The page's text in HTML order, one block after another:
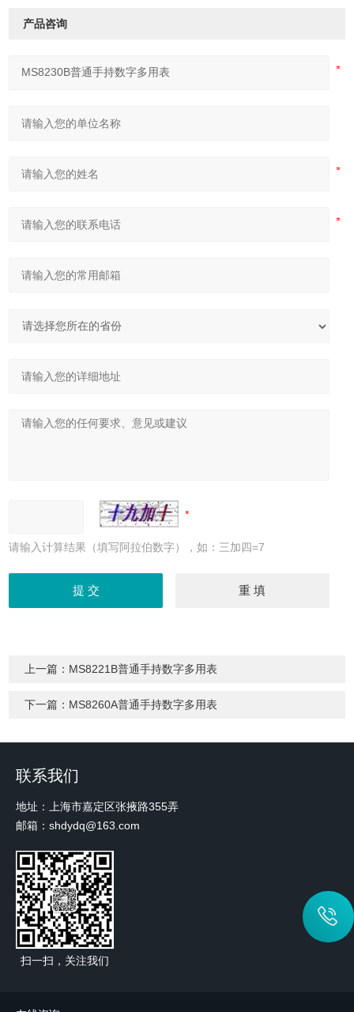
产品咨询
请输入计算结果（填写阿拉伯数字），如：三加四=7
上一篇： MS8221B普通手持数字多用表
下一篇： MS8260A普通手持数字多用表
联系我们
地址：上海市嘉定区张掖路355弄
邮箱：shdydq@163.com
扫一扫，关注我们